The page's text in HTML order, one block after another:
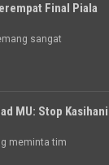
Final Piala
sangat
MU: Stop Kasihani
meminta tim